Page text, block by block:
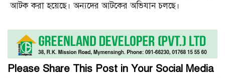
আটক করা হয়েছে। অন্যদের আটকের অভিযান চলছে।
Please Share This Post in Your Social Media